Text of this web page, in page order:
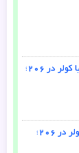
پاسخ به: نوسان دور موتور و خاموش کردن با کولر در ۲۰۶؛
پاسخ: نوسان دور موتور و خاموش کردن با کولر در ۲۰۶؛